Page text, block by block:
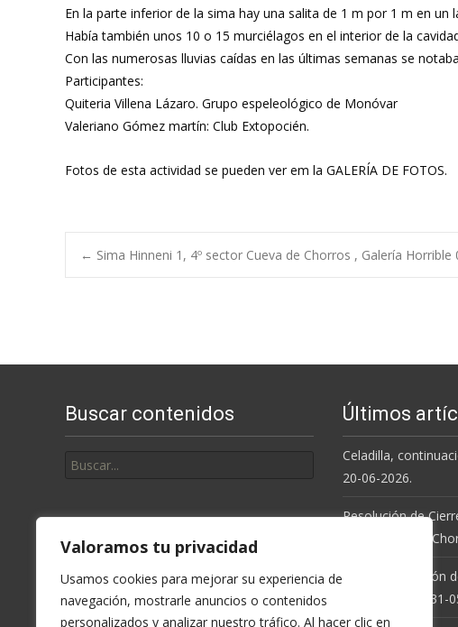
Valoramos tu privacidad
Usamos cookies para mejorar su experiencia de
navegación, mostrarle anuncios o contenidos
personalizados y analizar nuestro tráfico. Al hacer clic en
En la parte inferior de la sima hay una salita de 1 m por 1 m en
Había también unos 10 o 15 murciélagos en el interior de la
Con las numerosas lluvias caídas en las últimas semanas se
Participantes:
Quiteria Villena Lázaro. Grupo espeleológico de Monóvar
Valeriano Gómez martín: Club Extopocién.
Fotos de esta actividad se pueden ver em la GALERÍA DE FOTOS.
Navegación
entradas
← Sima Hinneni 1, 4º sector Cueva de Chorros , Galería Horrible
Buscar contenidos
por:
Últimos
Celadilla,
20-06-2026.
Resolución de
de la Cueva de
Espeluka, revisión
últimas lluvias. 31-